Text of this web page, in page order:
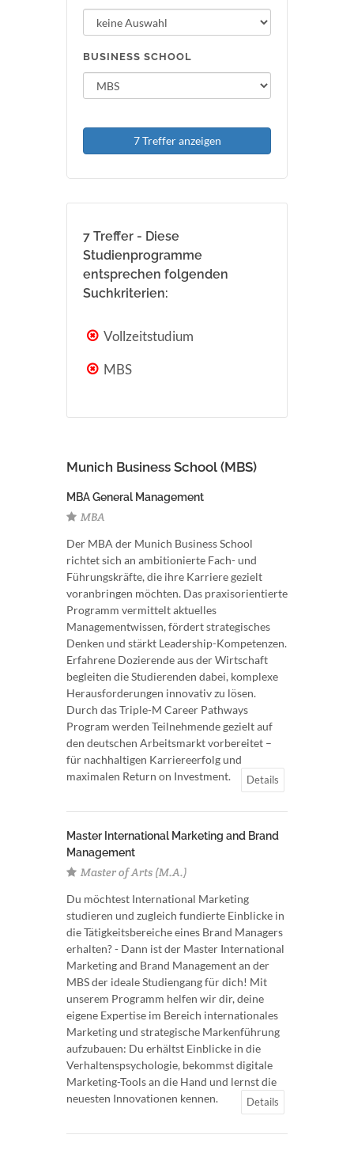
BUSINESS SCHOOL
7 Treffer anzeigen
7 Treffer - Diese
Studienprogramme
entsprechen folgenden
Suchkriterien:
Vollzeitstudium
MBS
Munich Business School (MBS)
MBA General Management
MBA
Der MBA der Munich Business School
richtet sich an ambitionierte Fach- und
Führungskräfte, die ihre Karriere gezielt
voranbringen möchten. Das praxisorientierte
Programm vermittelt aktuelles
Managementwissen, fördert strategisches
Denken und stärkt Leadership-Kompetenzen.
Erfahrene Dozierende aus der Wirtschaft
begleiten die Studierenden dabei, komplexe
Herausforderungen innovativ zu lösen.
Durch das Triple-M Career Pathways
Program werden Teilnehmende gezielt auf
den deutschen Arbeitsmarkt vorbereitet –
für nachhaltigen Karriereerfolg und
maximalen Return on Investment.
Details
Master International Marketing and Brand
Management
Master of Arts (M.A.)
Du möchtest International Marketing
studieren und zugleich fundierte Einblicke in
die Tätigkeitsbereiche eines Brand Managers
erhalten? - Dann ist der Master International
Marketing and Brand Management an der
MBS der ideale Studiengang für dich! Mit
unserem Programm helfen wir dir, deine
eigene Expertise im Bereich internationales
Marketing und strategische Markenführung
aufzubauen: Du erhältst Einblicke in die
Verhaltenspsychologie, bekommst digitale
Marketing-Tools an die Hand und lernst die
neuesten Innovationen kennen.
Details